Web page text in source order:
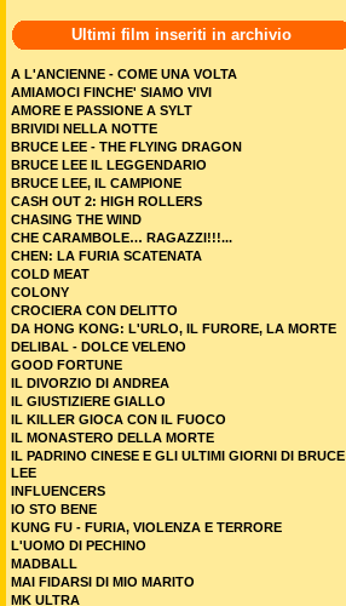
Ultimi film inseriti in archivio
A L'ANCIENNE - COME UNA VOLTA
AMIAMOCI FINCHE' SIAMO VIVI
AMORE E PASSIONE A SYLT
BRIVIDI NELLA NOTTE
BRUCE LEE - THE FLYING DRAGON
BRUCE LEE IL LEGGENDARIO
BRUCE LEE, IL CAMPIONE
CASH OUT 2: HIGH ROLLERS
CHASING THE WIND
CHE CARAMBOLE… RAGAZZI!!!...
CHEN: LA FURIA SCATENATA
COLD MEAT
COLONY
CROCIERA CON DELITTO
DA HONG KONG: L'URLO, IL FURORE, LA MORTE
DELIBAL - DOLCE VELENO
GOOD FORTUNE
IL DIVORZIO DI ANDREA
IL GIUSTIZIERE GIALLO
IL KILLER GIOCA CON IL FUOCO
IL MONASTERO DELLA MORTE
IL PADRINO CINESE E GLI ULTIMI GIORNI DI BRUCE
LEE
INFLUENCERS
IO STO BENE
KUNG FU - FURIA, VIOLENZA E TERRORE
L'UOMO DI PECHINO
MADBALL
MAI FIDARSI DI MIO MARITO
MK ULTRA